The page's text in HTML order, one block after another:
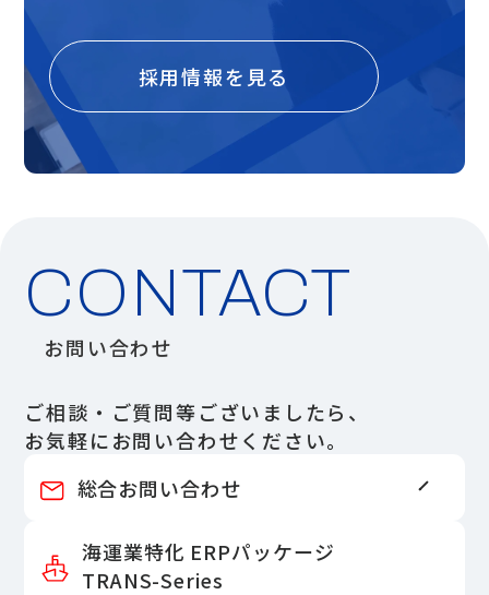
採用情報を見る
お問い合わせ
CONTACT
ご相談・ご質問等ございましたら、
お気軽にお問い合わせください。
総合お問い合わせ
海運業特化 ERPパッケージ
TRANS-Series